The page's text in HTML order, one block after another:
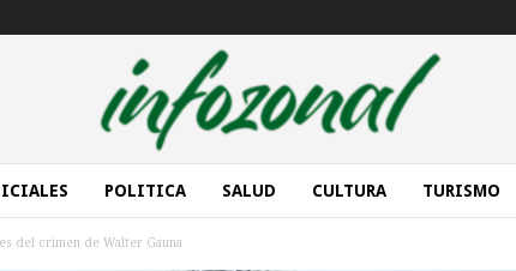
POLITICA SALUD CULTURA TURISMO
del crimen de Walter Gauna